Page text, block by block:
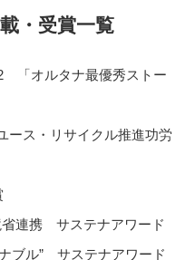
・受賞一覧
「オルタナ最優秀ストー
ース・リサイクル推進功労
省連携 サステナアワード
ブル” サステナアワード